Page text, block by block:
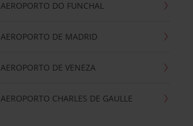
AEROPORTO DO FUNCHAL
AEROPORTO DE MADRID
AEROPORTO DE VENEZA
AEROPORTO CHARLES DE GAULLE